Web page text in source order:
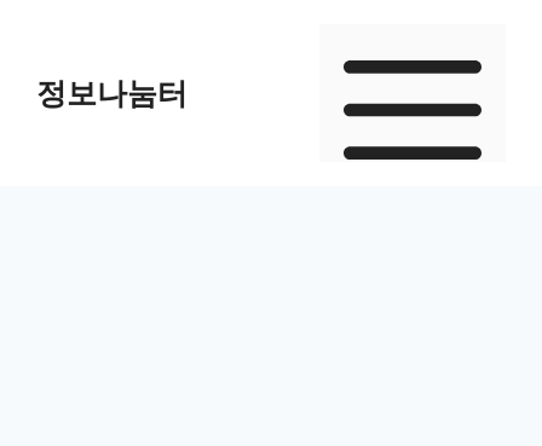
content정보나눔터